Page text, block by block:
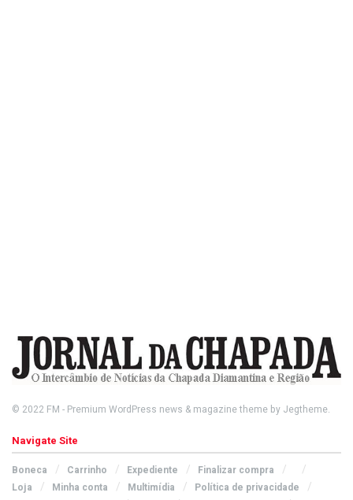
© 2022 FM - Premium WordPress news & magazine theme by Jegtheme.
Navigate Site
Boneca Carrinho Expediente
Finalizar compra
Loja
Minha conta Multimídia
Política de privacidade